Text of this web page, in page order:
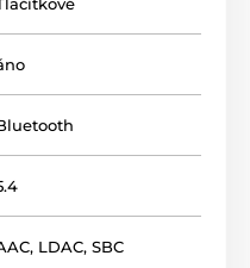
zo štyroch ďalších
vkusu.
väčšine poslucháčov
Moondrop APP
, LDAC, SBC